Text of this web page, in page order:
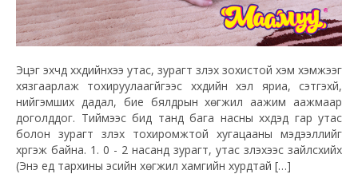
Эцэг эхчүүд хүүхдийнхээ утас, зурагт үзүүлэх зохистой хэм хэмжээг
хязгаарлаж тохируулаагүйгээс хүүхдийн хэл яриа, сэтгэхүй,
нийгэмших дадал, бие бялдрын хөгжил аажим аажмаар
доголддог. Тиймээс бид танд бага насны хүүхдэд гар утас
болон зурагт үзүүлэх тохиромжтой хугацааны мэдээллийг
хүргэж байна. 1. 0 - 2 насанд зурагт, утас үзүүлэхээс зайлсхийх
(Энэ үед тархины эсийн хөгжил хамгийн хурдтай […]